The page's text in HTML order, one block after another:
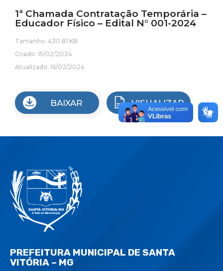
1ª Chamada Contratação Temporária –
Educador Físico – Edital N° 001-2024
Tamanho: 430.81 KB
Criado: 15/02/2024
Atualizado: 16/02/2024
BAIXAR VISUALIZAR
PREFEITURA MUNICIPAL DE SANTA
VITÓRIA – MG